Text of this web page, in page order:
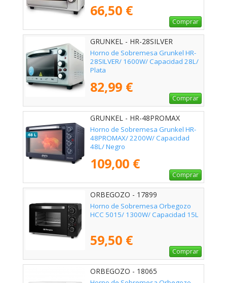
66,50 €
Comprar
GRUNKEL - HR-28SILVER
Horno de Sobremesa Grunkel HR-
28SILVER/ 1600W/ Capacidad 28L/
Plata
82,99 €
Comprar
GRUNKEL - HR-48PROMAX
Horno de Sobremesa Grunkel HR-
48PROMAX/ 2200W/ Capacidad
48L/ Negro
109,00 €
Comprar
ORBEGOZO - 17899
Horno de Sobremesa Orbegozo
HCC 5015/ 1300W/ Capacidad 15L
59,50 €
Comprar
ORBEGOZO - 18065